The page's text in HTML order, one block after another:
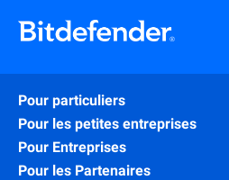
Pour particuliers
Pour les petites entreprises
Pour Entreprises
Pour les Partenaires